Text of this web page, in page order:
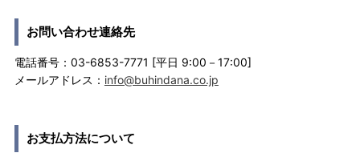
お問い合わせ連絡先
電話番号：03-6853-7771 [平日 9:00－17:00]
メールアドレス： info@buhindana.co.jp
お支払方法について